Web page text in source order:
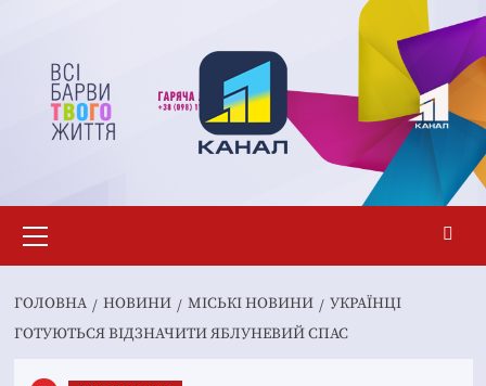
вмісту
меню
ГОЛОВНА НОВИНИ MІСЬКІ НОВИНИ
УКРАЇНЦІ
ГОТУЮТЬСЯ ВІДЗНАЧИТИ ЯБЛУНЕВИЙ СПАС